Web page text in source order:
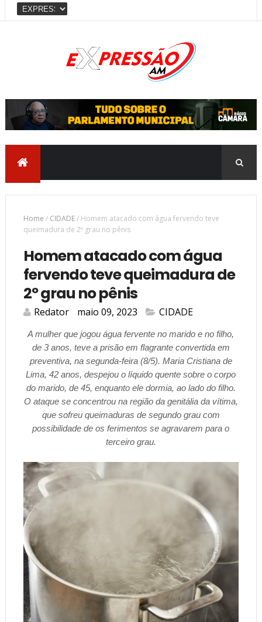
Home / CIDADE/ Homem atacado com água fervendo teve
queimadura de 2º grau no pênis
Homem atacado com água
fervendo teve queimadura de
2º grau no pênis
Redator maio 09, 2023 CIDADE
A mulher que jogou água fervente no marido e no filho,
de 3 anos, teve a prisão em flagrante convertida em
preventiva, na segunda-feira (8/5). Maria Cristiana de
Lima, 42 anos, despejou o líquido quente sobre o corpo
do marido, de 45, enquanto ele dormia, ao lado do filho.
O ataque se concentrou na região da genitália da vítima,
que sofreu queimaduras de segundo grau com
possibilidade de os ferimentos se agravarem para o
terceiro grau.